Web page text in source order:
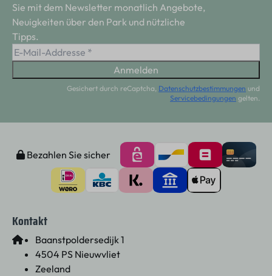
Sie mit dem Newsletter monatlich Angebote,
Neuigkeiten über den Park und nützliche
Tipps.
Anmelden
Gesichert durch reCaptcha, Datenschutzbestimmungen und
Servicebedingungen gelten.
Bezahlen Sie sicher
Kontakt
Baanstpoldersedijk 1
4504 PS Nieuwvliet
Zeeland